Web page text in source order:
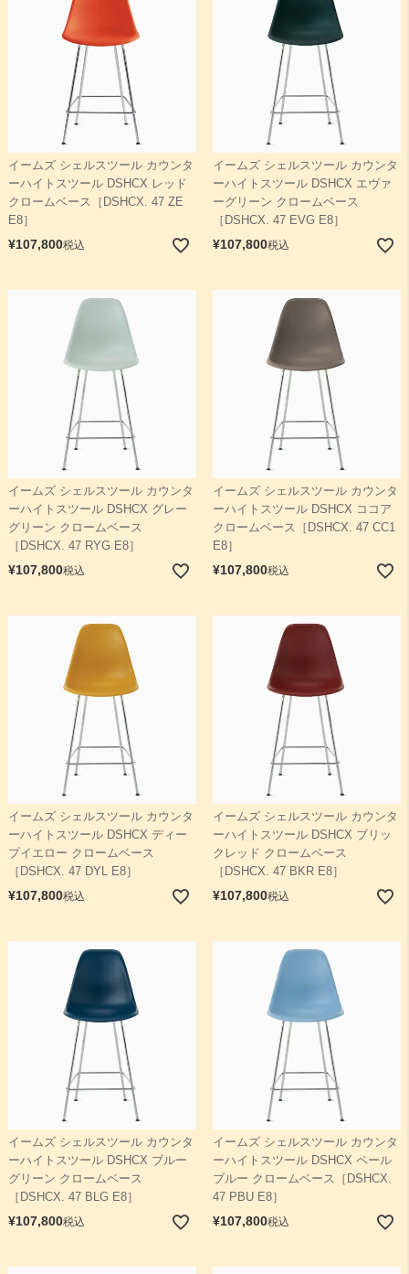
イームズ シェルスツール カウンタ
ーハイトスツール DSHCX レッド
クロームベース［DSHCX. 47 ZE
E8］
¥107,800税込
イームズ シェルスツール カウンタ
ーハイトスツール DSHCX エヴァ
ーグリーン クロームベース
［DSHCX. 47 EVG E8］
¥107,800税込
イームズ シェルスツール カウンタ
ーハイトスツール DSHCX グレー
グリーン クロームベース
［DSHCX. 47 RYG E8］
¥107,800税込
イームズ シェルスツール カウンタ
ーハイトスツール DSHCX ココア
クロームベース［DSHCX. 47 CC1
E8］
¥107,800税込
イームズ シェルスツール カウンタ
ーハイトスツール DSHCX ディー
プイエロー クロームベース
［DSHCX. 47 DYL E8］
¥107,800税込
イームズ シェルスツール カウンタ
ーハイトスツール DSHCX ブリッ
クレッド クロームベース
［DSHCX. 47 BKR E8］
¥107,800税込
イームズ シェルスツール カウンタ
ーハイトスツール DSHCX ブルー
グリーン クロームベース
［DSHCX. 47 BLG E8］
¥107,800税込
イームズ シェルスツール カウンタ
ーハイトスツール DSHCX ペール
ブルー クロームベース［DSHCX.
47 PBU E8］
¥107,800税込